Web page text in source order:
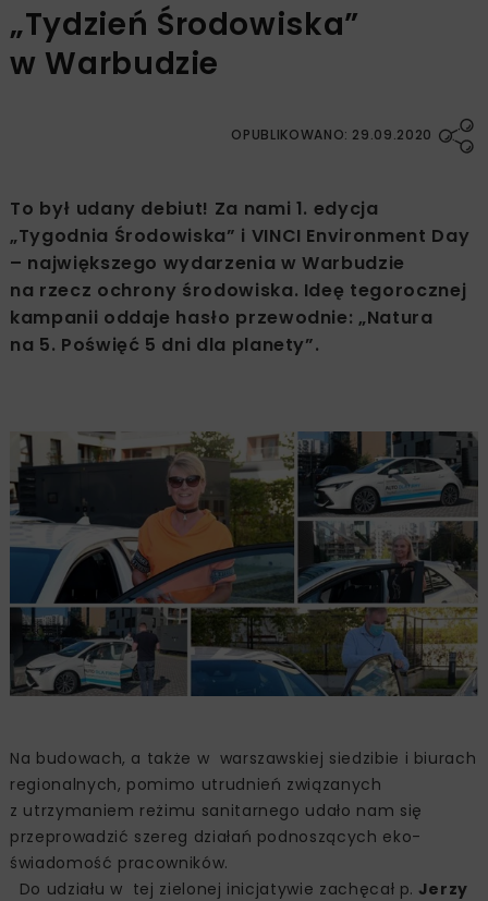
„Tydzień Środowiska”
w Warbudzie
OPUBLIKOWANO: 29.09.2020
To był udany debiut! Za nami 1. edycja
„Tygodnia Środowiska” i VINCI Environment Day
– największego wydarzenia w Warbudzie
na rzecz ochrony środowiska. Ideę tegorocznej
kampanii oddaje hasło przewodnie: „Natura
na 5. Poświęć 5 dni dla planety”.
Na budowach, a także w warszawskiej siedzibie i biurach
regionalnych, pomimo utrudnień związanych
z utrzymaniem reżimu sanitarnego udało nam się
przeprowadzić szereg działań podnoszących eko-
świadomość pracowników.
Do udziału w tej zielonej inicjatywie zachęcał p. Jerzy